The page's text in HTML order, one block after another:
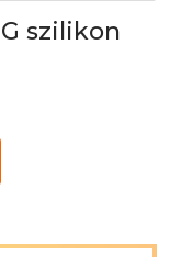
szilikon